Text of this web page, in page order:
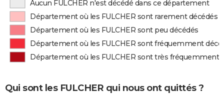
Aucun FULCHER n'est décédé dans ce département
Département où les FULCHER sont rarement décédés
Département où les FULCHER sont peu décédés
Département où les FULCHER sont fréquemment
Département où les FULCHER sont très fréquemment
Qui sont les FULCHER qui nous ont quittés ?